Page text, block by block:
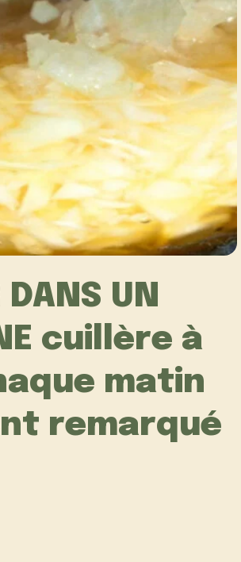
UN
cuillère à
matin
remarqué